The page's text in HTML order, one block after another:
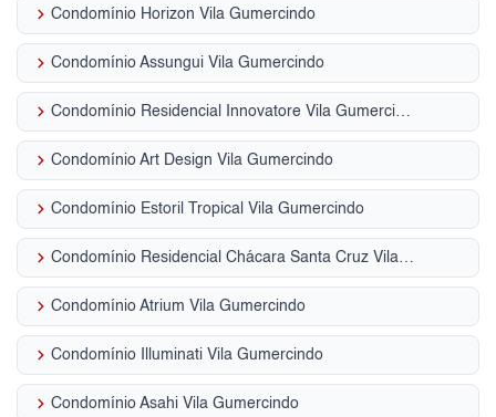
keyboard_arrow_right Condomínio Horizon Vila Gumercindo
keyboard_arrow_right Condomínio Assungui Vila Gumercindo
keyboard_arrow_right Condomínio Residencial Innovatore Vila Gumercindo
keyboard_arrow_right Condomínio Art Design Vila Gumercindo
keyboard_arrow_right Condomínio Estoril Tropical Vila Gumercindo
keyboard_arrow_right Condomínio Residencial Chácara Santa Cruz Vila Gumercindo
keyboard_arrow_right Condomínio Atrium Vila Gumercindo
keyboard_arrow_right Condomínio Illuminati Vila Gumercindo
keyboard_arrow_right Condomínio Asahi Vila Gumercindo